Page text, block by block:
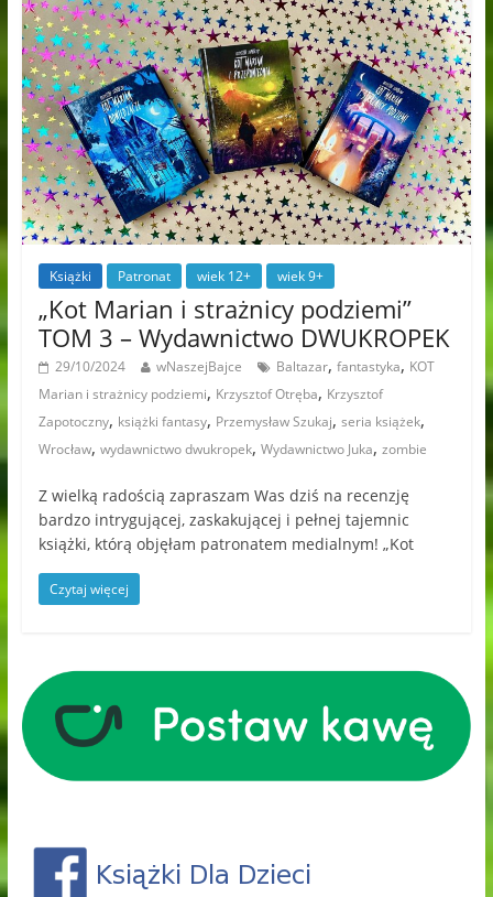
Książki Patronat wiek 12+ wiek 9+
„Kot Marian i strażnicy podziemi”
TOM 3 – Wydawnictwo DWUKROPEK
29/10/2024 wNaszejBajce Baltazar, fantastyka, KOT
Marian i strażnicy podziemi, Krzysztof Otręba, Krzysztof
Zapotoczny, książki fantasy, Przemysław Szukaj, seria książek,
Wrocław, wydawnictwo dwukropek, Wydawnictwo Juka, zombie
Z wielką radością zapraszam Was dziś na recenzję
bardzo intrygującej, zaskakującej i pełnej tajemnic
książki, którą objęłam patronatem medialnym! „Kot
Czytaj więcej